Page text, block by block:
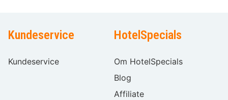
Kundeservice
Kundeservice
HotelSpecials
Om HotelSpecials
Blog
Affiliate